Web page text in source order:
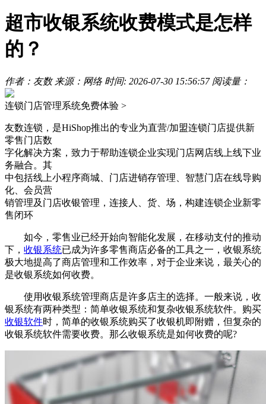
超市收银系统收费模式是怎样
的？
作者：友数 来源：网络 时间: 2026-07-30 15:56:57 阅读量：
连锁门店管理系统免费体验 >
友数连锁，是HiShop推出的专业为直营/加盟连锁门店提供新
零售门店数
字化解决方案，致力于帮助连锁企业实现门店网店线上线下业
务融合。其
中包括线上小程序商城、门店进销存管理、智慧门店在线导购
化、会员营
销管理及门店收银管理，连接人、货、场，构建连锁企业新零
售闭环
如今，零售业已经开始向智能化发展，在移动支付的推动
下， 收银系统已成为许多零售商店必备的工具之一，收银系统
极大地提高了商店管理和工作效率，对于企业来说，最关心的
是收银系统如何收费。
使用收银系统管理商店是许多店主的选择。一般来说，收
银系统有两种类型：简单收银系统和复杂收银系统软件。购买
收银软件时，简单的收银系统购买了收银机即附赠，但复杂的
收银系统软件需要收费。那么收银系统是如何收费的呢?